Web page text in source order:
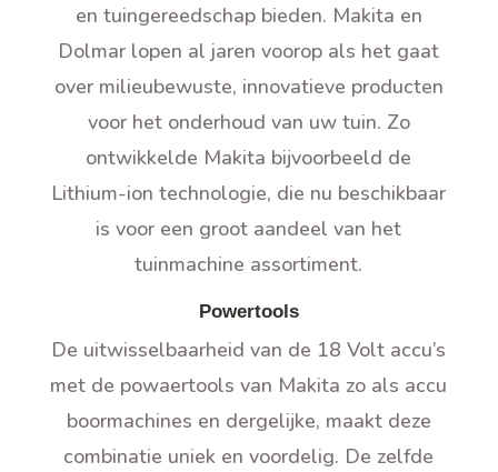
en tuingereedschap bieden. Makita en
Dolmar lopen al jaren voorop als het gaat
over milieubewuste, innovatieve producten
voor het onderhoud van uw tuin. Zo
ontwikkelde Makita bijvoorbeeld de
Lithium-ion technologie, die nu beschikbaar
is voor een groot aandeel van het
tuinmachine assortiment.
Powertools
De uitwisselbaarheid van de 18 Volt accu’s
met de powaertools van Makita zo als accu
boormachines en dergelijke, maakt deze
combinatie uniek en voordelig. De zelfde